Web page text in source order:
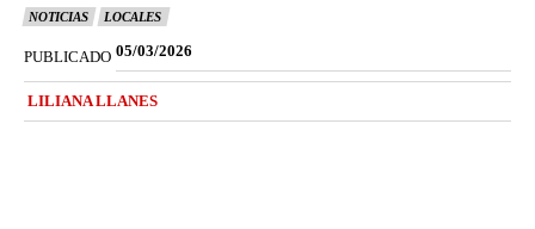
NOTICIAS LOCALES
PUBLICADO 05/03/2026
LILIANA LLANES